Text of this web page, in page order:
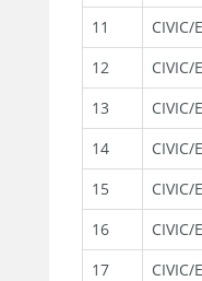
11
CIVIC/
12
CIVIC/
13
CIVIC/
14
CIVIC/
15
CIVIC/
16
CIVIC/
17
CIVIC/